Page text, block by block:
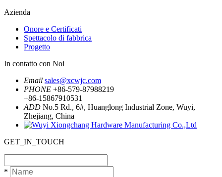
Azienda
Onore e Certificati
Spettacolo di fabbrica
Progetto
In contatto con Noi
Email sales@xcwjc.com
PHONE +86-579-87988219
+86-15867910531
ADD No.5 Rd., 6#, Huanglong Industrial Zone, Wuyi,
Zhejiang, China
GET_IN_TOUCH
*